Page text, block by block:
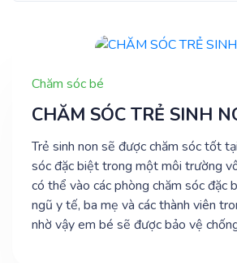
Chăm sóc bé
CHĂM SÓC TRẺ SINH
Trẻ sinh non sẽ được chăm sóc tốt
sóc đặc biệt trong một môi trường
có thể vào các phòng chăm sóc đặc
ngũ y tế, ba mẹ và các thành viên
nhờ vậy em bé sẽ được bảo vệ